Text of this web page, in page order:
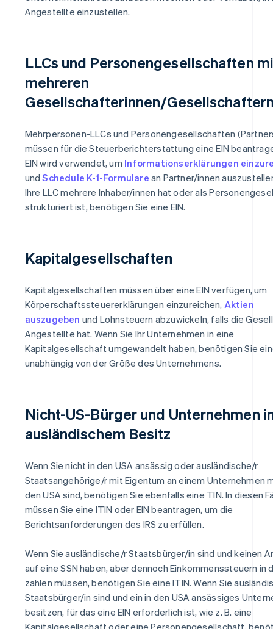
Angestellte einzustellen.
LLCs und Personengesellschaften
mehreren
Gesellschafterinnen/
Mehrpersonen-LLCs und Personengesellschaften
müssen für die Steuerberichterstattung eine EIN
EIN wird verwendet, um Informationserklärungen
undSchedule K-1-Formulare an Partner/innen
Ihre LLC mehrere Inhaber/innen hat oder als
strukturiert ist, benötigen Sie eine EIN.
Kapitalgesellschaften
Kapitalgesellschaften müssen über eine EIN verfügen, um
Körperschaftssteuererklärungen einzureichen, Aktien
auszugeben und Lohnsteuern abzuwickeln, falls die
Angestellte hat. Wenn Sie Ihr Unternehmen in eine
Kapitalgesellschaft umgewandelt haben, benötigen Sie
unabhängig von der Größe des Unternehmens.
Nicht-US-Bürger und Unternehmen
ausländischem Besitz
Wenn Sie nicht in den USA ansässig oder ausländische/r
Staatsangehörige/r mit Eigentum an einem Unternehmen
den USA sind, benötigen Sie ebenfalls eine TIN. In diesen
müssen Sie eine ITIN oder EIN beantragen, um die
Berichtsanforderungen des IRS zu erfüllen.
Wenn Sie ausländische/r Staatsbürger/in sind und keinen
auf eine SSN haben, aber dennoch Einkommenssteuern in
zahlen müssen, benötigen Sie eine ITIN. Wenn Sie
Staatsbürger/in sind und ein in den USA ansässiges
besitzen, für das eine EIN erforderlich ist, wie z. B. eine
Kapitalgesellschaft oder eine Personengesellschaft,